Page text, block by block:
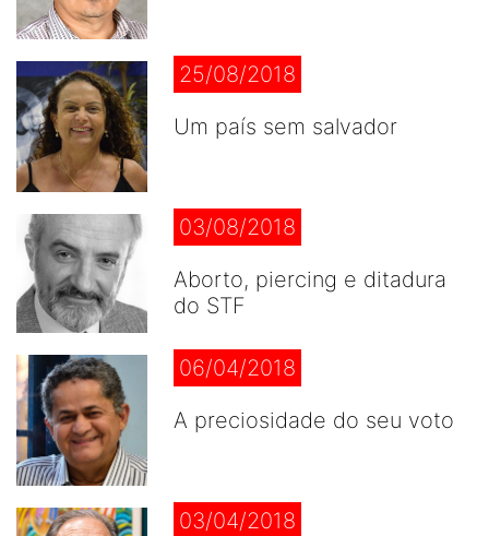
25/08/2018
Um país sem salvador
03/08/2018
Aborto, piercing e ditadura
do STF
06/04/2018
A preciosidade do seu voto
03/04/2018